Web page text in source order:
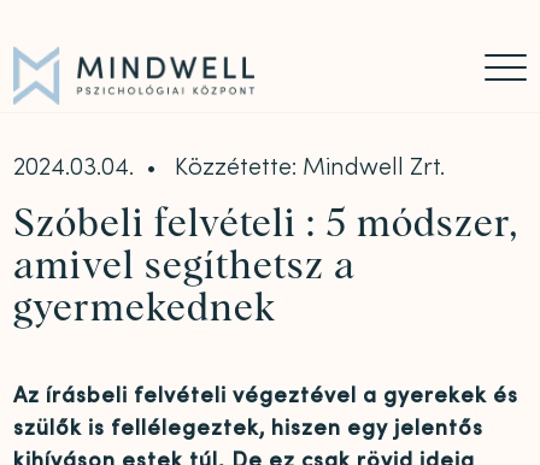
2024.03.04. Közzétette: Mindwell Zrt.
Szóbeli felvételi : 5 módszer,
amivel segíthetsz a
gyermekednek
Az írásbeli felvételi végeztével a gyerekek és
szülők is fellélegeztek, hiszen egy jelentős